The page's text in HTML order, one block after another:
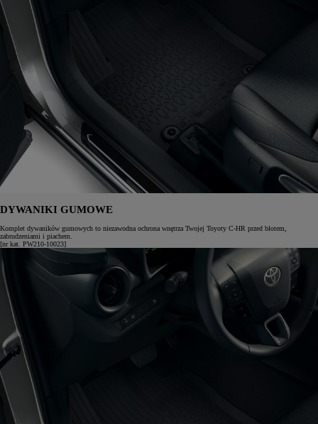
DYWANIKI GUMOWE
Komplet dywaników gumowych to niezawodna ochrona wnętrza Twojej Toyoty C-HR przed błotem,
zabrudzeniami i piachem.
[nr kat. PW210-10023]